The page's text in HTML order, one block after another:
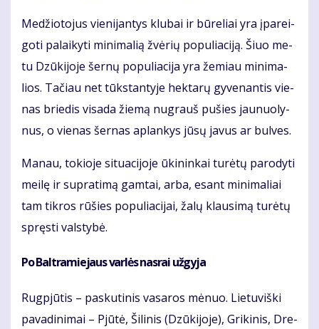
Me­džio­to­jus vie­ni­jan­tys klu­bai ir bū­re­liai yra įpa­rei­
go­ti pa­lai­ky­ti mi­ni­ma­lią žvė­rių po­pu­lia­ci­ją. Šiuo me­
tu Dzū­ki­jo­je šer­nų po­pu­lia­ci­ja yra že­miau mi­ni­ma­
lios. Ta­čiau net tūks­tan­ty­je hek­ta­rų gy­ve­nan­tis vie­
nas brie­dis vi­sa­da žie­mą nu­grauš pu­šies jau­nuo­ly­
nus, o vie­nas šer­nas ap­lan­kys jū­sų ja­vus ar bul­ves.
Ma­nau, to­kio­je si­tu­a­ci­jo­je ūki­nin­kai tu­rė­tų pa­ro­dy­ti
mei­lę ir su­pra­ti­mą gam­tai, ar­ba, esant mi­ni­ma­liai
tam tik­ros rū­šies po­pu­lia­ci­jai, ža­lų klau­si­mą tu­rė­tų
spręs­ti vals­ty­bė.
Po Bal­tra­mie­jaus var­lės nas­rai už­gy­ja
Rug­pjū­tis – pas­ku­ti­nis va­sa­ros mė­nuo. Lie­tu­viš­ki
pa­va­di­ni­mai – Pjū­tė, Ši­li­nis (Dzū­ki­jo­je), Gri­ki­nis, Dre­